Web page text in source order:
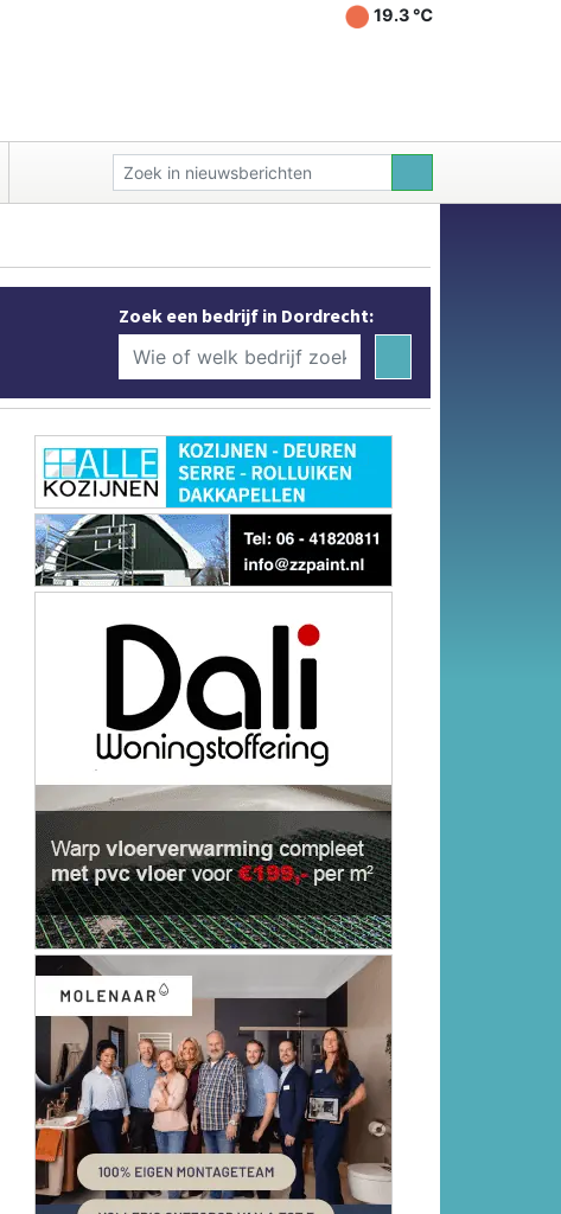
19.3 ℃
Zoek een bedrijf in Dordrecht: